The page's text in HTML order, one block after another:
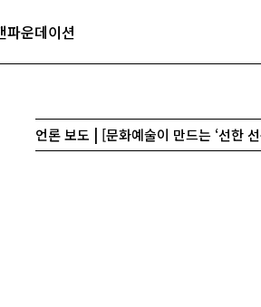
언론 보도 | [문화예술이 만드는 ‘선한